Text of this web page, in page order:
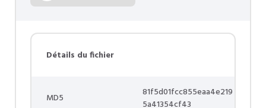
Détails du fichier
MD5
81f5d01fcc855eaa4e219
5a41354cf43